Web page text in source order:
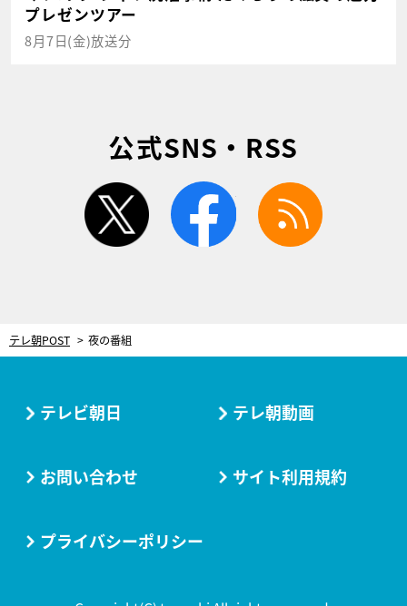
プレゼンツアー
8月7日(金)放送分
公式SNS・RSS
twitter facebook
テレ朝POST 夜の番組
テレビ朝日 テレ朝動画
お問い合わせ サイト利用規約
プライバシーポリシー